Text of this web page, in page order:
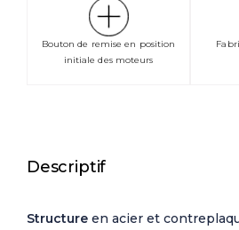
Bouton de remise en position
initiale des moteurs
Descriptif
Structure en acier et